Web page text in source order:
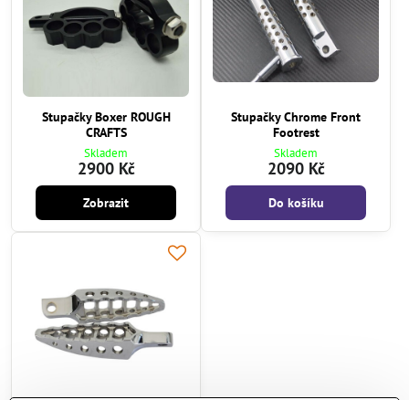
Stupačky Boxer ROUGH
CRAFTS
Skladem
2900 Kč
Zobrazit
Stupačky Chrome Front
Footrest
Skladem
2090 Kč
Do košíku